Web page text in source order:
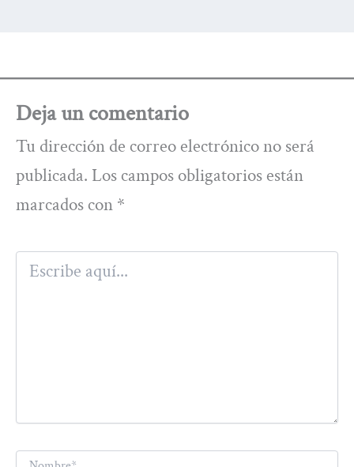
Deja un comentario
Tu dirección de correo electrónico no será
publicada. Los campos obligatorios están
marcados con *
Escribe
aquí...
Nombre*